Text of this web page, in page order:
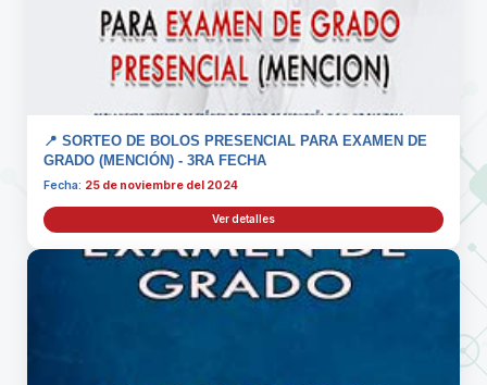
📍 SORTEO DE BOLOS PRESENCIAL PARA EXAMEN DE
GRADO (MENCIÓN) - 3RA FECHA
Fecha: 25 de noviembre del 2024
Ver detalles